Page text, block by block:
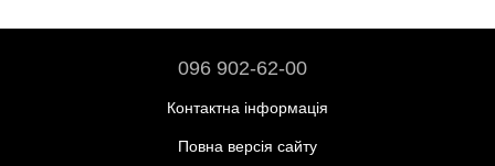
096 902-62-00
Контактна інформація
Повна версія сайту